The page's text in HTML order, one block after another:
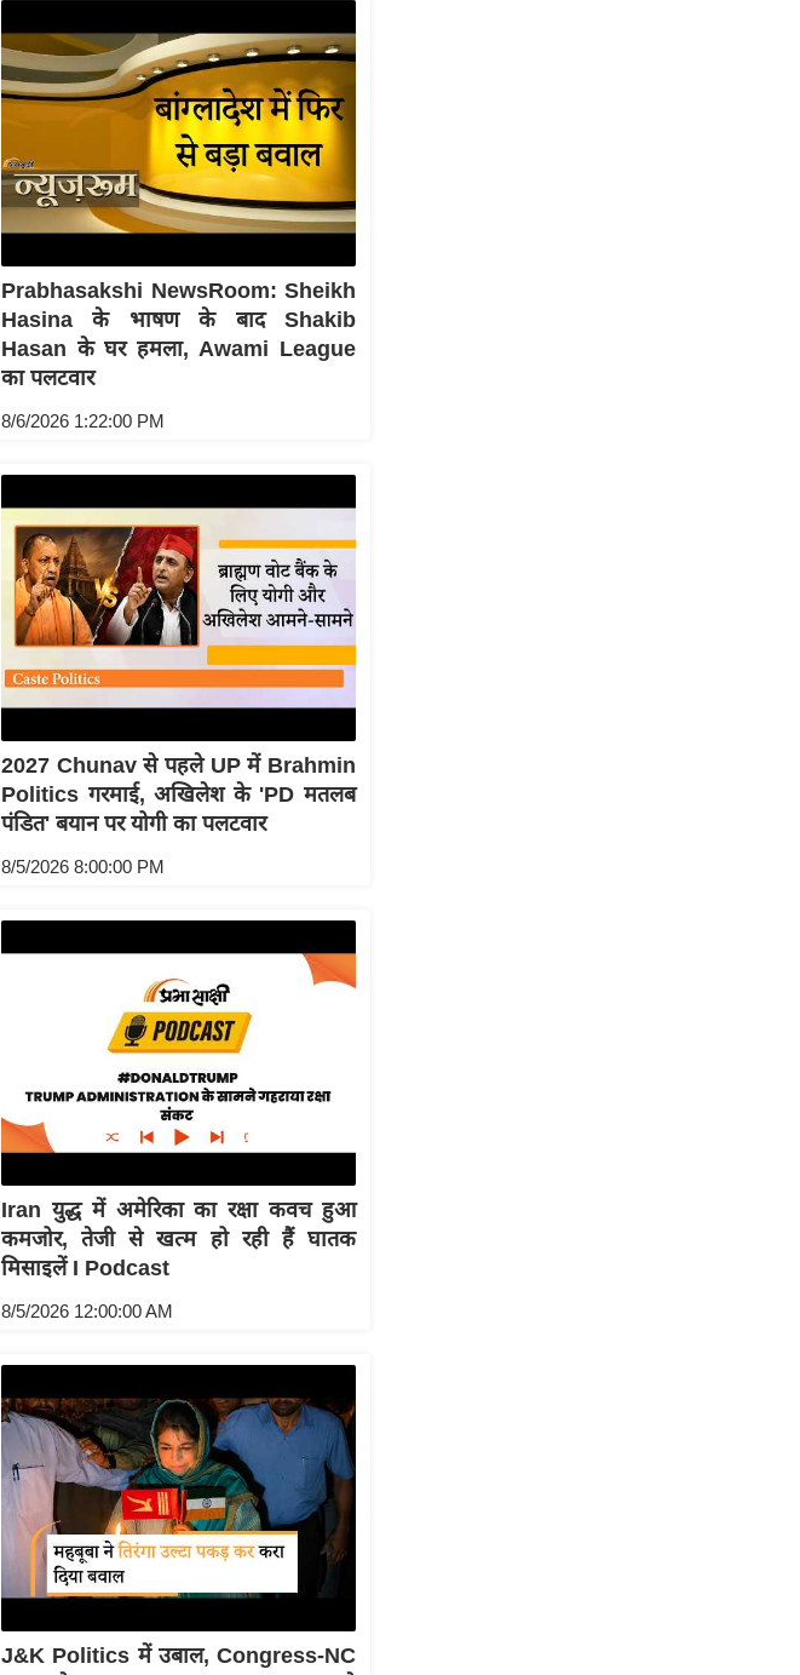
Prabhasakshi NewsRoom: Sheikh
Hasina के भाषण के बाद Shakib
Hasan के घर हमला, Awami League
का पलटवार
8/6/2026 1:22:00 PM
2027 Chunav से पहले UP में Brahmin
Politics गरमाई, अखिलेश के 'PD मतलब
पंडित' बयान पर योगी का पलटवार
8/5/2026 8:00:00 PM
Iran युद्ध में अमेरिका का रक्षा कवच हुआ
कमजोर, तेजी से खत्म हो रही हैं घातक
मिसाइलें I Podcast
8/5/2026 12:00:00 AM
J&K Politics में उबाल, Congress-NC